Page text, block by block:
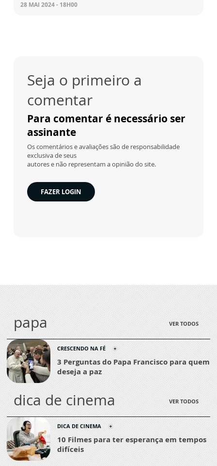
28 MAI 2024 - 18H00
Seja o primeiro a
comentar
Para comentar é necessário ser
assinante
Os comentários e avaliações são de responsabilidade
exclusiva de seus
autores e não representam a opinião do site.
FAZER LOGIN
papa VER TODOS
CRESCENDO NA FÉ
3 Perguntas do Papa Francisco para quem
deseja a paz
dica de cinema VER TODOS
DICA DE CINEMA
10 Filmes para ter esperança em tempos
difíceis